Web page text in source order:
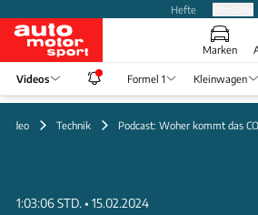
Hefte
Marken
Videos Formel 1 Kleinwagen
Video Technik Podcast: Woher kommt das
1:03:06 STD. • 15.02.2024